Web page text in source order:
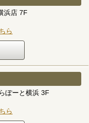
浜店 7F
ら
ぽーと横浜 3F
ら